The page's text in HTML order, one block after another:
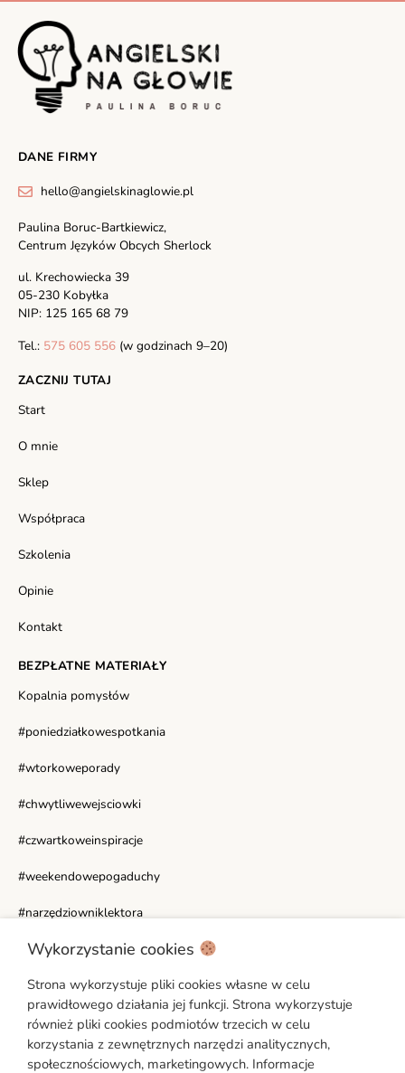
DANE FIRMY
hello@angielskinaglowie.pl
Paulina Boruc-Bartkiewicz,
Centrum Języków Obcych Sherlock
ul. Krechowiecka 39
05-230 Kobyłka
NIP: 125 165 68 79
Tel.: 575 605 556 (w godzinach 9–20)
ZACZNIJ TUTAJ
Start
O mnie
Sklep
Współpraca
Szkolenia
Opinie
Kontakt
BEZPŁATNE MATERIAŁY
Kopalnia pomysłów
#poniedziałkowespotkania
#wtorkoweporady
#chwytliwewejsciowki
#czwartkoweinspiracje
#weekendowepogaduchy
#narzędziowniklektora
WAŻNE LINKI
Moje konto
Polityka prywatności
Regulamin
Wykorzystanie cookies
Strona wykorzystuje pliki cookies własne w celu
prawidłowego działania jej funkcji. Strona wykorzystuje
również pliki cookies podmiotów trzecich w celu
korzystania z zewnętrznych narzędzi analitycznych,
społecznościowych, marketingowych. Informacje